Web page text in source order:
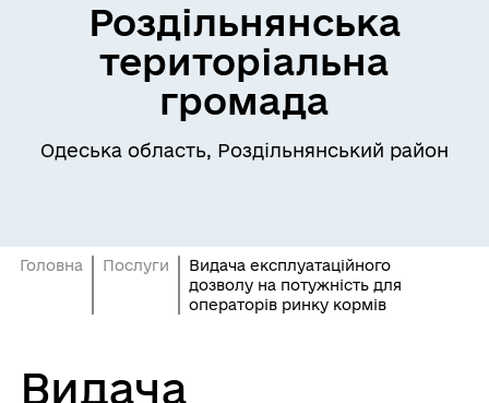
Роздільнянська
територіальна
громада
Одеська область, Роздільнянський район
Головна Послуги
Видача експлуатаційного
дозволу на потужність для
операторів ринку кормів
Видача